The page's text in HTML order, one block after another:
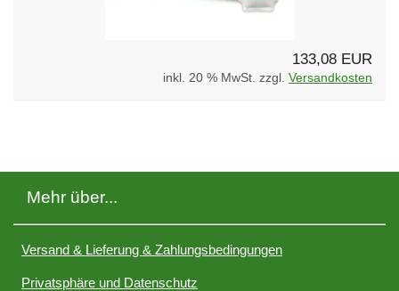
133,08 EUR
inkl. 20 % MwSt. zzgl. Versandkosten
Mehr über...
Versand & Lieferung & Zahlungsbedingungen
Privatsphäre und Datenschutz